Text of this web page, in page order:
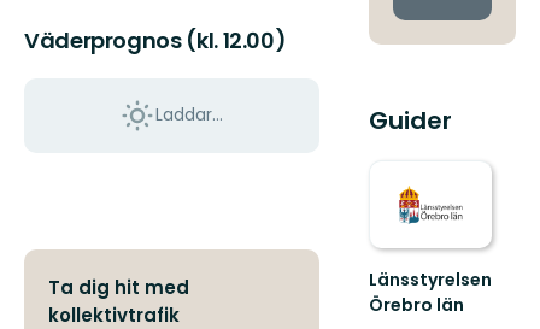
Väderprognos (kl. 12.00)
Laddar...
Ta dig hit med
kollektivtrafik
Guider
Länsstyrelsen
Örebro län